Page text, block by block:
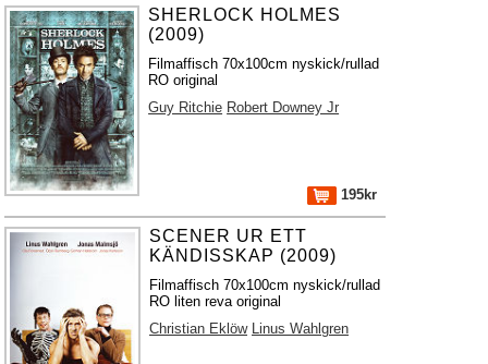
SHERLOCK HOLMES
(2009)
Filmaffisch 70x100cm nyskick/rullad
RO original
Guy Ritchie Robert Downey Jr
195kr
SCENER UR ETT
KÄNDISSKAP (2009)
Filmaffisch 70x100cm nyskick/rullad
RO liten reva original
Christian Eklöw Linus Wahlgren